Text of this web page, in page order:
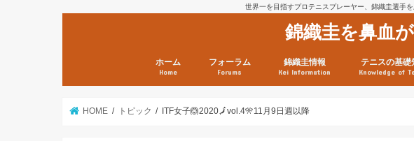
世界一を目指すプロテニスプレーヤー、錦織圭選
錦織圭を鼻血
ホーム
Home
フォーラム
Forums
錦織圭情報
Kei Information
日現在）
点）
テニスの基礎
Knowledge of
HOME トピック ITF女子🙆2020🗾vol.4🎌11月9日週以降